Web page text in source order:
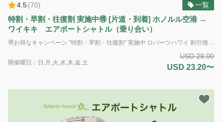
お客様だけの専用車送迎もご用意しています。ご乗車人数によっ
て車種をお選びください。
4.5(70) 一覧
特割・早割・往復割 実施中🉐 [片道・到着] ホノルル空港 →
ワイキキ エアポートシャトル（乗り合い）
🉐お得なキャンペーン ”特割・早割・往復割” 実施中 ロバーツハワイ 割引情報（2026年7月現在） 実施中の割引（2026年7月現在） 1. 空港送迎キャンペーン 対象：到着便（ホノルル空港⇔ワイキキ）/ 乗り合い ① 特割：期間限定・8月22日から9月30日利用の予約がなんと20%OFFの$23.20 ② 早割：ホノルル空港⇨ワイキキ便：30日前の予約で10%OFFの早割で$26.10に ③ 往復割：本商品・到着便（往路）の予約確定後、出発便（復路）が10%OFF（$26.00 → $23.40）になるクーポンをメールで配布中 到着専用・乗り合いのエアポートシャトル送迎サービス（片道）：ダニエル・ケイ・イノウエ国際空港（ホノルル空港）からワイキキのリゾート/宿泊施設（送迎はフロントを有するホテルおよびホテル管理体制のあるコンドミニアムのみ）へお送りします。 ※Hilton Hawaiian Village内にご宿泊のお客様の降車場所は、すべてグランド・アイランダー（Grand Islander）となります。 標準サイズのお荷物2個と手荷物1個までは追加料金なしに積載いただけます（ゴルフバッグは標準サイズの荷物とみなします） ※※ドライバーによる荷物の積み下ろし対応は行なっておりませんのでお手数ですが、お客様ご自身でご対応をお願いいたします *追加サービス 追加の荷物 / ゴルフクラブ - $10.00 サーフボード（6フィート(182cm)以下） 重い大型の箱（50ポンド(22kg)以上）および楽器 - $25.00 自転車（解体された状態） / ウィンドサーフィンボード - $40.00 *ADA（アメリカの障害者法に基づく配慮）：車椅子のアシスタントが利用可能です。障害による特別な配慮が必要な場合は、予約時に具体的な要件をお知らせください。ご利用可能な車両に限りがあるため、ADA対応の車両の予約はサービス提供日時の最低7日前までに行う必要があります。障害のある旅行者のニーズに対応するため努めてまいります。 電動車椅子やスクーターの場合：車椅子とお客様の合計重量は500ポンド(226kg)を超えてはいけません。利用可能なプラットフォームの寸法は48インチ(121cm)×30インチ(76cm)です。また、ドライバーが荷室に運ぶことのできる最大重量は50ポンド(22kg)です。ご理解とご協力をお願いいたします。
開催曜日：日,月,火,水,木,金,土
USD 29.00
USD 23.20〜